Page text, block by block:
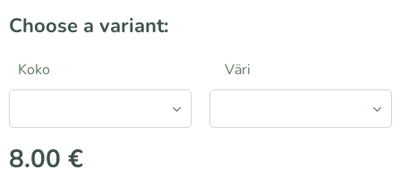
Choose a variant:
Koko Väri
8.00 €